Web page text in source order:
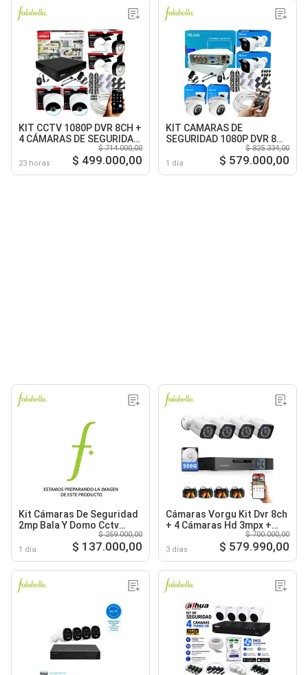
KIT CCTV 1080P DVR 8CH +
4 CÁMARAS DE SEGURIDAD
23 horas
$ 714.000,00
$ 499.000,00
KIT CAMARAS DE
SEGURIDAD 1080P DVR 8
CH + 4 CAMARAS CCTV
1 día
$ 825.334,00
$ 579.000,00
Kit Cámaras De Seguridad
2mp Bala Y Domo Cctv
1080p Accesorios Para Dvr
1 día
$ 259.000,00
$ 137.000,00
Cámaras Vorgu Kit Dvr 8ch
+ 4 Cámaras Hd 3mpx +
3 días
$ 700.000,00
$ 579.990,00